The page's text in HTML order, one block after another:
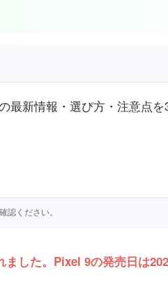
最新情報・選び方・注意点
ください。
した。Pixel 9の発売日は